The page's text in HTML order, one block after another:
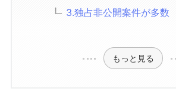
3.独占非公開案件が多数
もっと見る